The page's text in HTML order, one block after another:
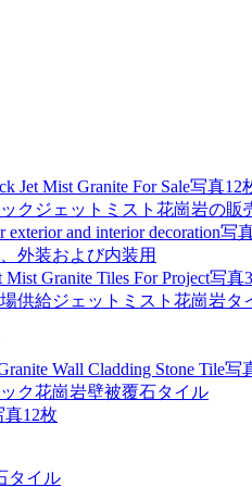
写真12
クジェットミスト花崗岩の販
写
外装および内装用
写真
供給ジェットミスト花崗岩タ
写
ク花崗岩壁被覆石タイル
真12枚
タイル